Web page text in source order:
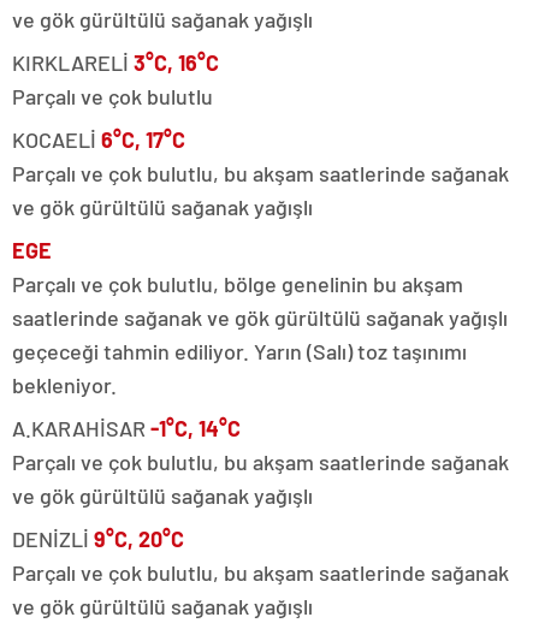
ve gök gürültülü sağanak yağışlı
KIRKLARELİ 3°C, 16°C
Parçalı ve çok bulutlu
KOCAELİ 6°C, 17°C
Parçalı ve çok bulutlu, bu akşam saatlerinde sağanak
ve gök gürültülü sağanak yağışlı
EGE
Parçalı ve çok bulutlu, bölge genelinin bu akşam
saatlerinde sağanak ve gök gürültülü sağanak yağışlı
geçeceği tahmin ediliyor. Yarın (Salı) toz taşınımı
bekleniyor.
A.KARAHİSAR -1°C, 14°C
Parçalı ve çok bulutlu, bu akşam saatlerinde sağanak
ve gök gürültülü sağanak yağışlı
DENİZLİ 9°C, 20°C
Parçalı ve çok bulutlu, bu akşam saatlerinde sağanak
ve gök gürültülü sağanak yağışlı